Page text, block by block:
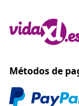
Métodos de